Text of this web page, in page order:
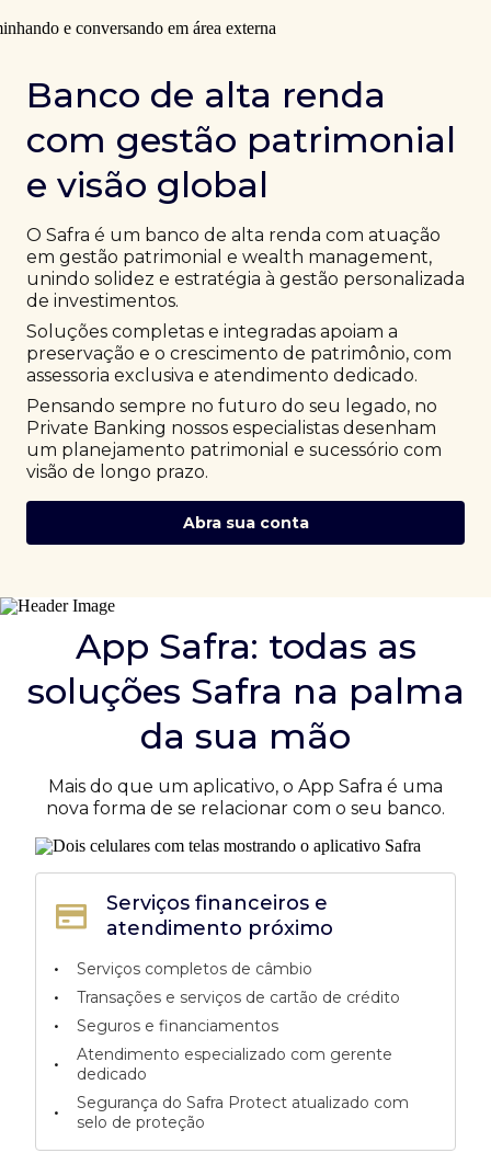
Banco de alta renda
com gestão patrimonial
e visão global
O Safra é um banco de alta renda com atuação
em gestão patrimonial e wealth management,
unindo solidez e estratégia à gestão personalizada
de investimentos.
Soluções completas e integradas apoiam a
preservação e o crescimento de patrimônio, com
assessoria exclusiva e atendimento dedicado.
Pensando sempre no futuro do seu legado, no
Private Banking nossos especialistas desenham
um planejamento patrimonial e sucessório com
visão de longo prazo.
Abra sua conta
App Safra: todas as
soluções Safra na palma
da sua mão
Mais do que um aplicativo, o App Safra é uma
nova forma de se relacionar com o seu banco.
Serviços financeiros e
atendimento próximo
•
Serviços completos de câmbio
• Transações e serviços de cartão de crédito
• Seguros e financiamentos
•
Atendimento especializado com gerente
dedicado
•
Segurança do Safra Protect atualizado com
selo de proteção